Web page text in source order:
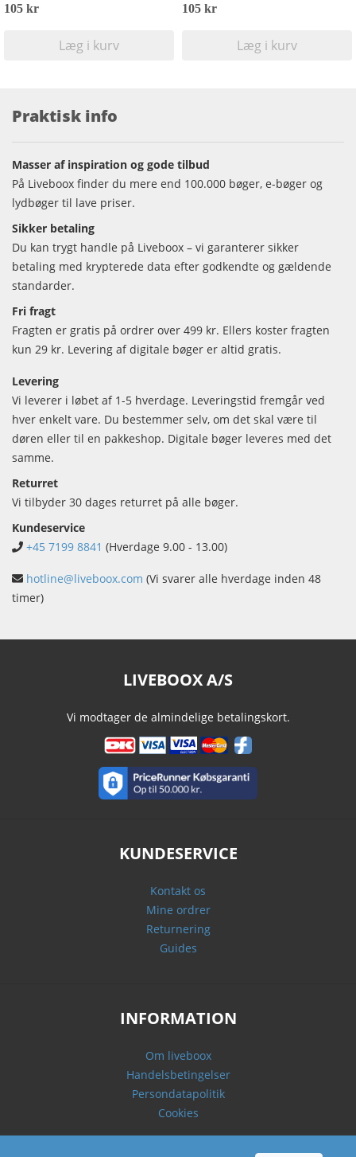
105 kr
Læg i kurv
105 kr
Læg i kurv
Praktisk info
Masser af inspiration og gode tilbud
På Liveboox finder du mere end 100.000 bøger, e-bøger og
lydbøger til lave priser.
Sikker betaling
Du kan trygt handle på Liveboox – vi garanterer sikker
betaling med krypterede data efter godkendte og gældende
standarder.
Fri fragt
Fragten er gratis på ordrer over 499 kr. Ellers koster fragten
kun 29 kr. Levering af digitale bøger er altid gratis.
Levering
Vi leverer i løbet af 1-5 hverdage. Leveringstid fremgår ved
hver enkelt vare. Du bestemmer selv, om det skal være til
døren eller til en pakkeshop. Digitale bøger leveres med det
samme.
Returret
Vi tilbyder 30 dages returret på alle bøger.
Kundeservice
+45 7199 8841 (Hverdage 9.00 - 13.00)
hotline@liveboox.com (Vi svarer alle hverdage inden 48
timer)
LIVEBOOX A/S
Vi modtager de almindelige betalingskort.
KUNDESERVICE
Kontakt os
Mine ordrer
Returnering
Guides
INFORMATION
Om liveboox
Handelsbetingelser
Persondatapolitik
Cookies